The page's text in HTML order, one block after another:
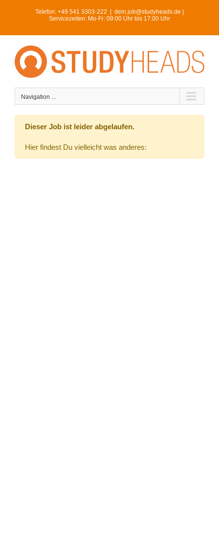
Telefon: +49 541 3303-222
dein.job@studyheads.de |
Servicezeiten: Mo-Fr: 09:00 Uhr bis 17:00 Uhr
Navigation ...
Dieser Job ist leider abgelaufen.
Hier findest Du vielleicht was anderes: